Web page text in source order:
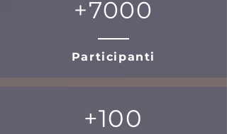
+7000
Participanti
+100